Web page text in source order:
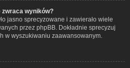
zwraca wyników?
jasno sprecyzowane i zawierało wiele
przez phpBB. Dokładnie sprecyzuj
w wyszukiwaniu zaawansowanym.